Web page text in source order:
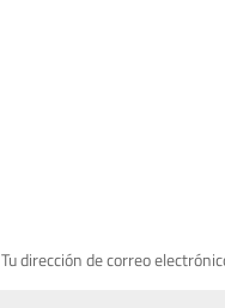
Tu dirección de correo